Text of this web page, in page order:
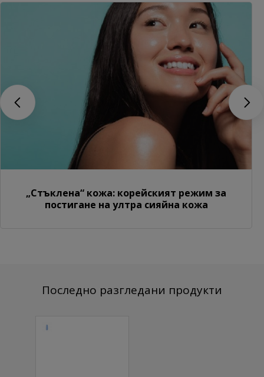
„Стъклена“ кожа: корейският режим за
постигане на ултра сияйна кожа
Последно разгледани продукти